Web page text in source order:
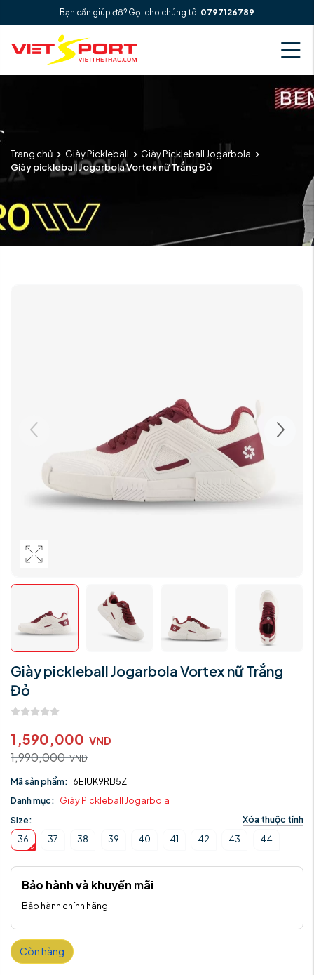
Bạn cần giúp đỡ? Gọi cho chúng tôi 0797126789
Trang chủ Giày Pickleball
Giày Pickleball Jogarbola
Giày pickleball Jogarbola Vortex nữ Trắng Đỏ
Giày pickleball Jogarbola Vortex nữ Trắng
Đỏ
1,590,000 VND
1,990,000VND
Mã sản phẩm: 6EIUK9RB5Z
Danh mục: Giày Pickleball Jogarbola
Size:
Xóa thuộc tính
36
37 38 39 40 41 42 43 44
Bảo hành và khuyến mãi
Bảo hành chính hãng
Còn hàng